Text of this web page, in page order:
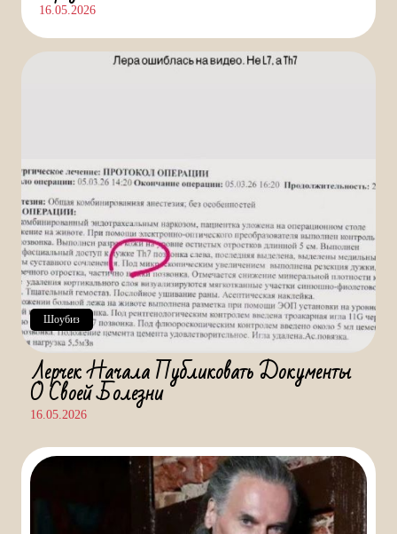
16.05.2026
Шоубиз
Лерчек Начала Публиковать Документы
О Своей Болезни
16.05.2026